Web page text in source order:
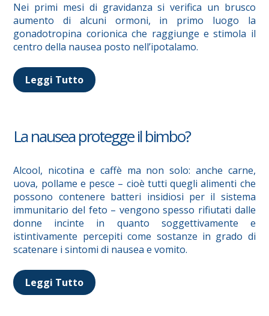
Nei primi mesi di gravidanza si verifica un brusco
aumento di alcuni ormoni, in primo luogo la
gonadotropina corionica che raggiunge e stimola il
centro della nausea posto nell’ipotalamo.
Leggi Tutto
La nausea protegge il bimbo?
Alcool, nicotina e caffè ma non solo: anche carne,
uova, pollame e pesce – cioè tutti quegli alimenti che
possono contenere batteri insidiosi per il sistema
immunitario del feto – vengono spesso rifiutati dalle
donne incinte in quanto soggettivamente e
istintivamente percepiti come sostanze in grado di
scatenare i sintomi di nausea e vomito.
Leggi Tutto